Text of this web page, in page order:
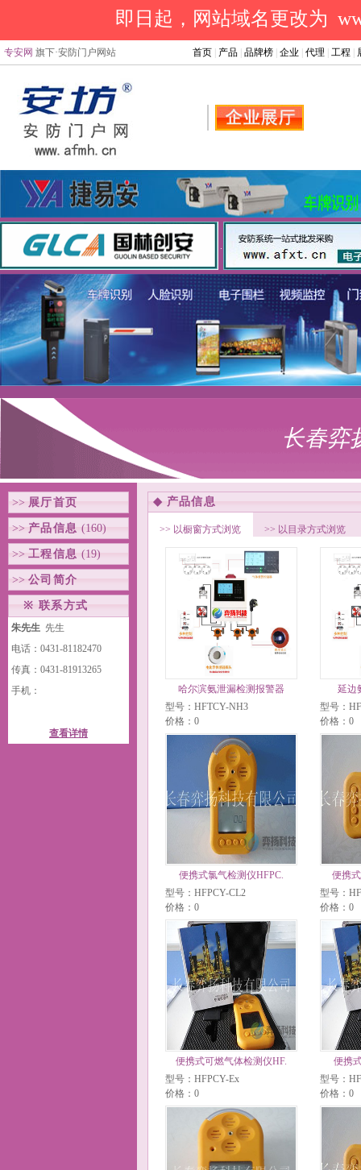
即日起，网站域名更改为
专安网 旗下·安防门户网站 首页 产品 品牌榜 企业 代理 工程
.
长春弈
>> 展厅首页
>> 产品信息 (160)
>> 工程信息 (19)
>> 公司简介
※ 联系方式
朱先生 先生
电话：0431-81182470
传真：0431-81913265
手机：
查看详情
◆ 产品信息
>> 以橱窗方式浏览 >> 以目录方式浏览
哈尔滨氨泄漏检测报警器
型号：HFTCY-NH3
价格：0
延边
型号：
价格：0
便携式氯气检测仪HFPC.
型号：HFPCY-CL2
价格：0
便携
型号：
价格：0
便携式可燃气体检测仪HF.
型号：HFPCY-Ex
价格：0
便携
型号：
价格：0